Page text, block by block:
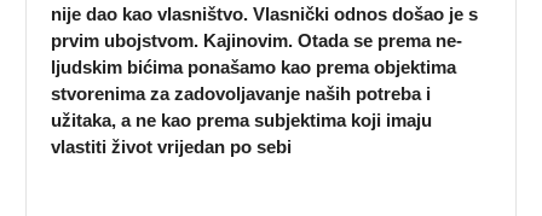
nije dao kao vlasništvo. Vlasnički odnos došao je s
prvim ubojstvom. Kajinovim. Otada se prema ne-
ljudskim bićima ponašamo kao prema objektima
stvorenima za zadovoljavanje naših potreba i
užitaka, a ne kao prema subjektima koji imaju
vlastiti život vrijedan po sebi